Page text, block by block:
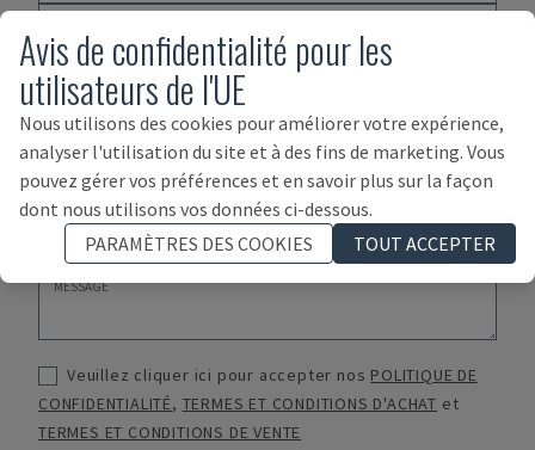
Veuillez cliquer ici pour accepter nos POLITIQUE DE
CONFIDENTIALITÉ, TERMES ET CONDITIONS D'ACHAT et
TERMES ET CONDITIONS DE VENTE
Avis de confidentialité pour les
utilisateurs de l'UE
Nous utilisons des cookies pour améliorer votre expérience,
analyser l'utilisation du site et à des fins de marketing. Vous
pouvez gérer vos préférences et en savoir plus sur la façon
dont nous utilisons vos données ci-dessous.
PARAMÈTRES DES COOKIES
TOUT ACCEPTER